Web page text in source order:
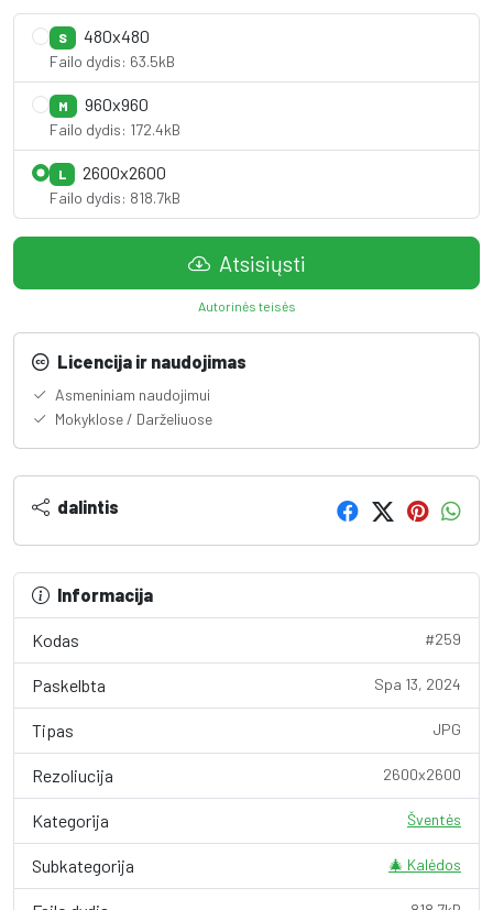
S 480x480
Failo dydis: 63.5kB
M 960x960
Failo dydis: 172.4kB
L 2600x2600
Failo dydis: 818.7kB
Atsisiųsti
Autorinės teisės
Licencija ir naudojimas
Asmeniniam naudojimui
Mokyklose / Darželiuose
dalintis
Informacija
Kodas #259
Paskelbta Spa 13, 2024
Tipas JPG
Rezoliucija 2600x2600
Kategorija Šventės
Subkategorija 🎄 Kalėdos